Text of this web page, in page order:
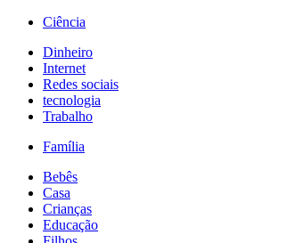
Ciência
Dinheiro
Internet
Redes sociais
tecnologia
Trabalho
Família
Bebês
Casa
Crianças
Educação